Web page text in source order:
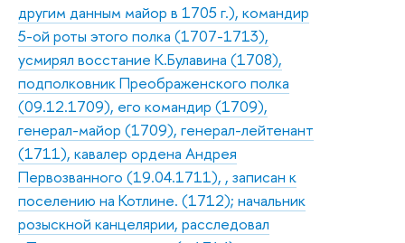
другим данным майор в 1705 г.), командир
5-ой роты этого полка (1707-1713),
усмирял восстание К.Булавина (1708),
подполковник Преображенского полка
(09.12.1709), его командир (1709),
генерал-майор (1709), генерал-лейтенант
(1711), кавалер ордена Андрея
Первозванного (19.04.1711), , записан к
поселению на Котлине. (1712); начальник
розыскной канцелярии, расследовал